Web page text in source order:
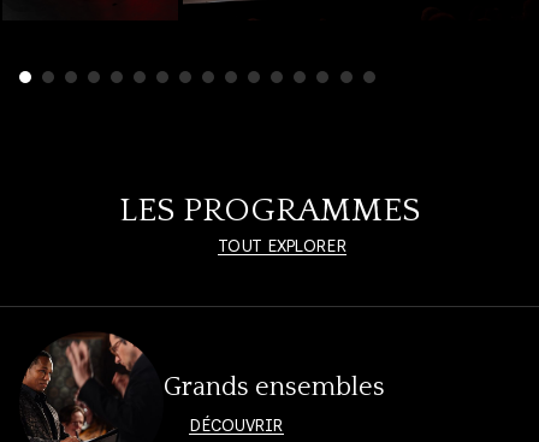
LES PROGRAMMES
TOUT EXPLORER
Grands ensembles
DÉCOUVRIR